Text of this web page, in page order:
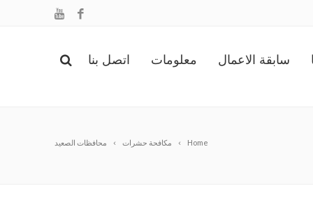
سابقة الاعمال معلومات اتصل بنا
Home مكافحة حشرات محافظات الصعيد